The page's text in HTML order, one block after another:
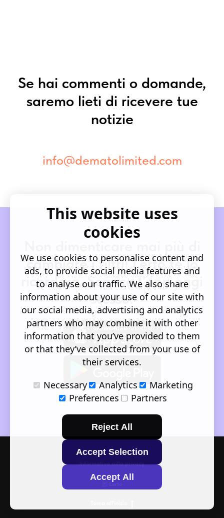
Se hai commenti o domande,
saremo lieti di ricevere tue
notizie
info@dematolimited.com
cambiare i filtri! Lerto te lo
ricorderà. Scarica l'app oggi
stesso!
Informativa sulla privacy
© Lerto
This website uses
cookies
We use cookies to personalise content and
ads, to provide social media features and
to analyse our traffic. We also share
information about your use of our site with
our social media, advertising and analytics
partners who may combine it with other
information that you’ve provided to them
or that they’ve collected from your use of
their services.
Necessary
Analytics
Marketing
Preferences
Partners
Reject All
Accept Selection
Accept All